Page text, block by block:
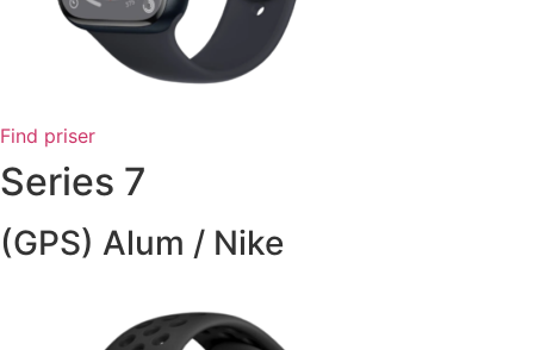
Find priser
Series 7
(GPS) Alum / Nike